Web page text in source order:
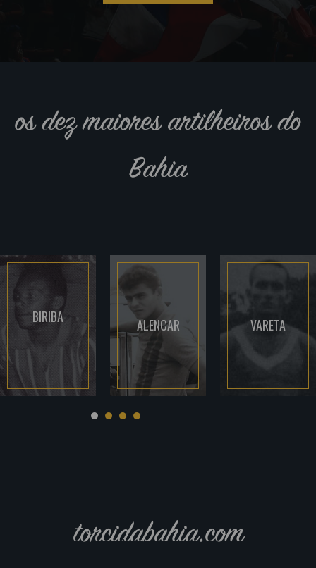
os dez maiores artilheiros do
Bahia
BIRIBA ALENCAR VARETA
torcidabahia.com